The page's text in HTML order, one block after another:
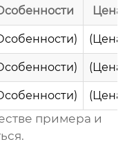
Цена
примера и